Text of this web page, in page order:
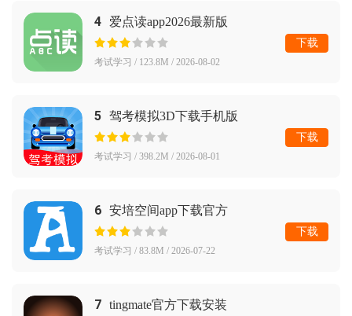
4 爱点读app2026最新版
考试学习 / 123.8M / 2026-08-02
下载
5 驾考模拟3D下载手机版
考试学习 / 398.2M / 2026-08-01
下载
6 安培空间app下载官方
考试学习 / 83.8M / 2026-07-22
下载
7 tingmate官方下载安装